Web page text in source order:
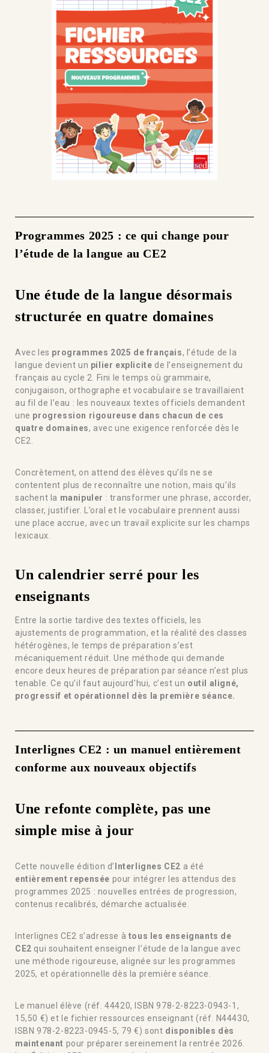
Programmes 2025 : ce qui change pour
l’étude de la langue au CE2
Une étude de la langue désormais
structurée en quatre domaines
Avec les programmes 2025 de français, l’étude de la
langue devient un pilier explicite de l’enseignement du
français au cycle 2. Fini le temps où grammaire,
conjugaison, orthographe et vocabulaire se travaillaient
au fil de l’eau : les nouveaux textes officiels demandent
une progression rigoureuse dans chacun de ces
quatre domaines, avec une exigence renforcée dès le
CE2.
Concrètement, on attend des élèves qu’ils ne se
contentent plus de reconnaître une notion, mais qu’ils
sachent la manipuler : transformer une phrase, accorder,
classer, justifier. L’oral et le vocabulaire prennent aussi
une place accrue, avec un travail explicite sur les champs
lexicaux.
Un calendrier serré pour les
enseignants
Entre la sortie tardive des textes officiels, les
ajustements de programmation, et la réalité des classes
hétérogènes, le temps de préparation s’est
mécaniquement réduit. Une méthode qui demande
encore deux heures de préparation par séance n’est plus
tenable. Ce qu’il faut aujourd’hui, c’est un outil aligné,
progressif et opérationnel dès la première séance.
Interlignes CE2 : un manuel entièrement
conforme aux nouveaux objectifs
Une refonte complète, pas une
simple mise à jour
Cette nouvelle édition d’ Interlignes CE2 a été
entièrement repensée pour intégrer les attendus des
programmes 2025 : nouvelles entrées de progression,
contenus recalibrés, démarche actualisée.
Interlignes CE2 s’adresse à tous les enseignants de
CE2 qui souhaitent enseigner l’étude de la langue avec
une méthode rigoureuse, alignée sur les programmes
2025, et opérationnelle dès la première séance.
Le manuel élève (réf. 44420, ISBN 978-2-8223-0943-1,
15,50 €) et le fichier ressources enseignant (réf. N44430,
ISBN 978-2-8223-0945-5, 79 €) sont disponibles dès
maintenant pour préparer sereinement la rentrée 2026.